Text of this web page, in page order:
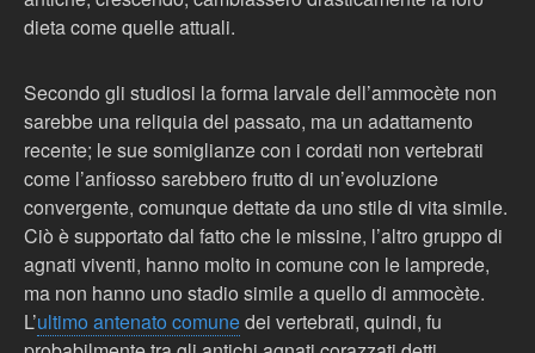
dieta come quelle attuali.
Secondo gli studiosi la forma larvale dell’ammocète non
sarebbe una reliquia del passato, ma un adattamento
recente; le sue somiglianze con i cordati non vertebrati
come l’anfiosso sarebbero frutto di un’evoluzione
convergente, comunque dettate da uno stile di vita simile.
Ciò è supportato dal fatto che le missine, l’altro gruppo di
agnati viventi, hanno molto in comune con le lamprede,
ma non hanno uno stadio simile a quello di ammocète.
L’ultimo antenato comunedei vertebrati, quindi, fu